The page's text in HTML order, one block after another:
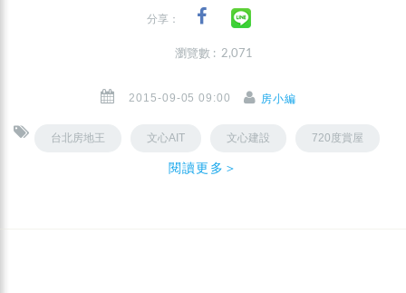
分享：
瀏覽數 : 2,071
2015-09-05 09:00 房小編
台北房地王 文心AIT 文心建設 720度賞屋
閱讀更多＞